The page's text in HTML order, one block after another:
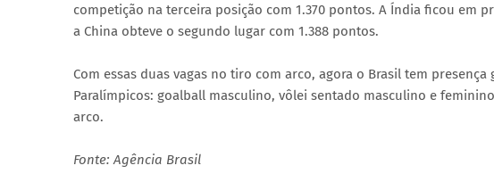
competição na terceira posição com 1.370 pontos. A Índia ficou em
a China obteve o segundo lugar com 1.388 pontos.
Com essas duas vagas no tiro com arco, agora o Brasil tem
Paralímpicos: goalball masculino, vôlei sentado masculino e
arco.
Fonte: Agência Brasil